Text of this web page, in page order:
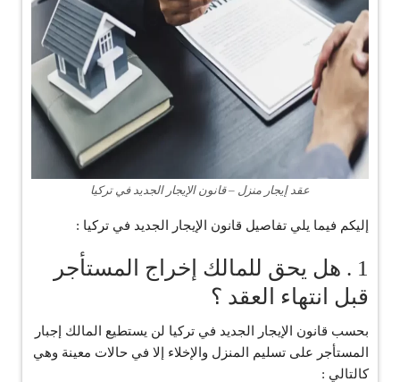
عقد إيجار منزل – قانون الإيجار الجديد في تركيا
إليكم فيما يلي تفاصيل قانون الإيجار الجديد في تركيا :
1 . هل يحق للمالك إخراج المستأجر
قبل انتهاء العقد ؟
بحسب قانون الإيجار الجديد في تركيا لن يستطيع المالك إجبار
المستأجر على تسليم المنزل والإخلاء إلا في حالات معينة وهي
كالتالي :